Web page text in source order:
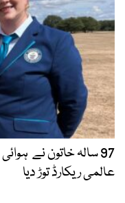
97 سالہ خاتون نے
عالمی ریکارڈ توڑ دیا